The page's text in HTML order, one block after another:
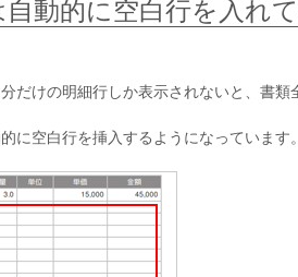
動的に空白行を入れ
だけの明細行しか表示されないと、書類
に空白行を挿入するようになっています。